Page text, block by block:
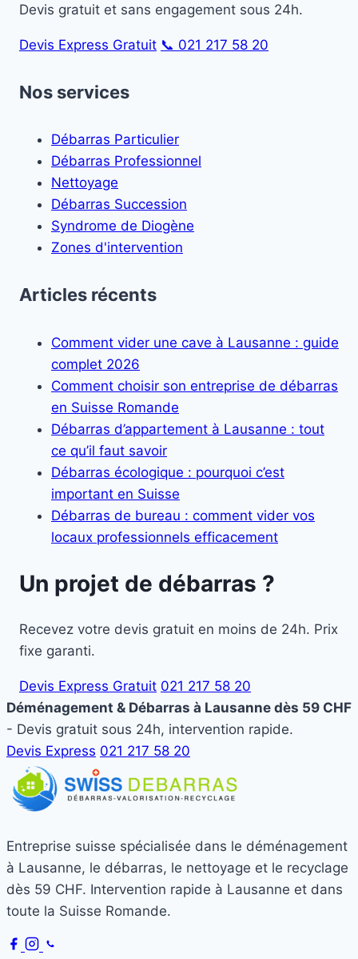
Devis gratuit et sans engagement sous 24h.
Devis Express Gratuit 📞 021 217 58 20
Nos services
Débarras Particulier
Débarras Professionnel
Nettoyage
Débarras Succession
Syndrome de Diogène
Zones d'intervention
Articles récents
Comment vider une cave à Lausanne : guide
complet 2026
Comment choisir son entreprise de débarras
en Suisse Romande
Débarras d’appartement à Lausanne : tout
ce qu’il faut savoir
Débarras écologique : pourquoi c’est
important en Suisse
Débarras de bureau : comment vider vos
locaux professionnels efficacement
Un projet de débarras ?
Recevez votre devis gratuit en moins de 24h. Prix
fixe garanti.
Devis Express Gratuit 021 217 58 20
Déménagement & Débarras à Lausanne dès 59 CHF
- Devis gratuit sous 24h, intervention rapide.
Devis Express 021 217 58 20
Entreprise suisse spécialisée dans le déménagement
à Lausanne, le débarras, le nettoyage et le recyclage
dès 59 CHF. Intervention rapide à Lausanne et dans
toute la Suisse Romande.